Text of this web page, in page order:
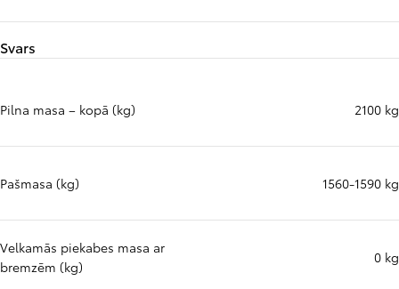
Svars
Pilna masa – kopā (kg) 2100 kg
Pašmasa (kg) 1560-1590 kg
Velkamās piekabes masa ar
bremzēm (kg)
0 kg